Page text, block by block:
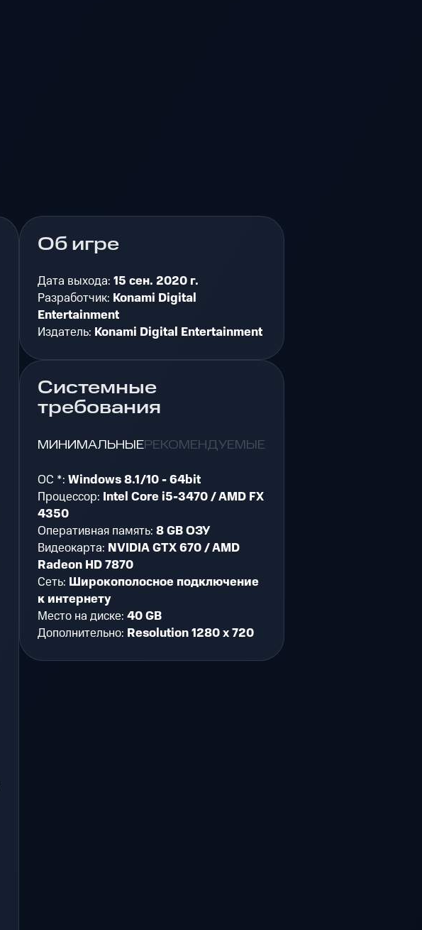
Об игре
Дата выхода:15 сен. 2020 г.
Разработчик: Konami Digital
Entertainment
Издатель: Konami Digital Entertainment
Системные
требования
МИНИМАЛЬНЫЕРЕКОМЕНДУЕМЫЕ
ОС *:Windows 8.1/10 - 64bit
Процессор: Intel Core i5-3470 / AMD FX
4350
Оперативная память:8 GB ОЗУ
Видеокарта: NVIDIA GTX 670 / AMD
Radeon HD 7870
Сеть: Широкополосное подключение
к интернету
Место на диске:40 GB
Дополнительно: Resolution 1280 x 720